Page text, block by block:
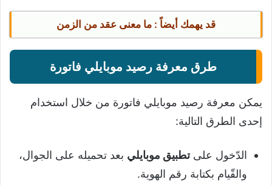
قد يهمك أيضاً : ما معنى عقد من الزمن
طرق معرفة رصيد موبايلي فاتورة
يمكن معرفة رصيد موبايلي فاتورة من خلال استخدام
إحدى الطرق التالية:
الدّخول علىتطبيق موبايلي بعد تحميله على الجوال،
والقّيام بكتابة رقم الهوية.